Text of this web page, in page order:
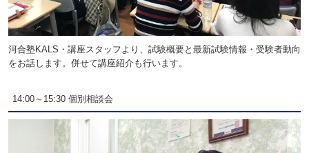
河合塾KALS・講座スタッフより、試験概要と最新試験情報・受験者動向
をお話します。併せて講座紹介も行います。
14:00～15:30 個別相談会